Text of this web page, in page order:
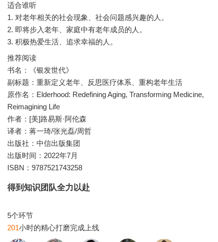
适合谁听
1. 对老年相关的社会现象、社会问题感兴趣的人。
2. 即将步入老年、家庭中有老年成员的人。
推荐阅读
书名：《银发世代》
副标题：重新定义老年、反思医疗体系、重构老年生活
原作名：Elderhood: Redefining Aging, Transforming Medicine,
Reimagining Life
作者：[美]路易斯·阿伦森
译者：蒋一琦/张光磊/周哲
出版社：中信出版集团
出版时间：2022年7月
ISBN：9787521743258
得到知识团队全力以赴
201